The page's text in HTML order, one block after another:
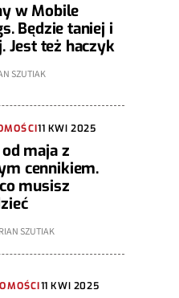
w Mobile
Będzie taniej i
Jest też haczyk
SZUTIAK
11 KWI 2025
maja z
cennikiem.
musisz
SZUTIAK
11 KWI 2025